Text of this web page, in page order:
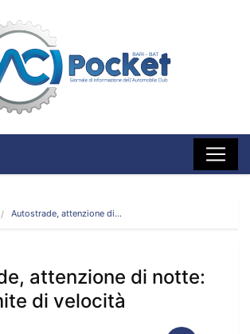
Autostrade, attenzione di…
attenzione di notte:
di velocità